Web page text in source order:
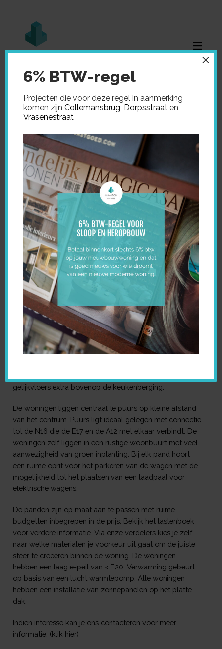
»Aanbod
Haverblok 21 – Lot 4 – 5 – Puurs-
Sint-Amands
HAVERBLOK 21 – LOT 4
– 5 – PUURS-SINT-
AMANDS
50% REEDS
VERKOCHT
INTERESSE? NEEM
CONTACT OP!
Voor een nieuw project te Puurs-Sint-Amands lanceren
wij de eerste 2 woningen. De buitenschil is ontworpen
met een moderne bouwstijl van 2 niveau’s. Beide
woningen beschikken over 3 slaapkamers. Elk hebben
een bureau ruimte ofwel op het gelijkvloers of op de
bovenverdieping. Lot 5 beschikt ook over een
gelijkvloers extra bovenop de keukenberging.
De woningen liggen centraal te puurs op kleine afstand
van het centrum. Puurs ligt ideaal gelegen met connectie
tot de N16 die de E17 en de A12 met elkaar verbindt. De
woningen zelf liggen in een rustige woonbuurt met veel
aanwezigheid van groen inplanting. Bij elk pand hoort
een ruime oprit voor het parkeren van de wagen met de
mogelijkheid tot het plaatsen van een laadpaal voor
elektrische wagens.
De panden zijn op maat aan te passen met ruime
budgetten inbegrepen in de prijs. Bekijk het lastenboek
voor verdere informatie. Via onze verdelers kies je zelf
naar welke materialen je voorkeur uit gaat om de juiste
sfeer te creëeren binnen de woning. De woningen
hebben een laag e-peil van < E20. Verwarming gebeurt
op basis van een lucht warmtepomp. Alle woningen
hebben een installatie van zonnepanelen op het platte
dak.
Indien interesse kan je ons contacteren voor meer
informatie. (klik hier)
6% BTW-regel
Projecten die voor deze regel in aanmerking
komen zijnCollemansbrug, Dorpsstraat en
Vrasenestraat
×